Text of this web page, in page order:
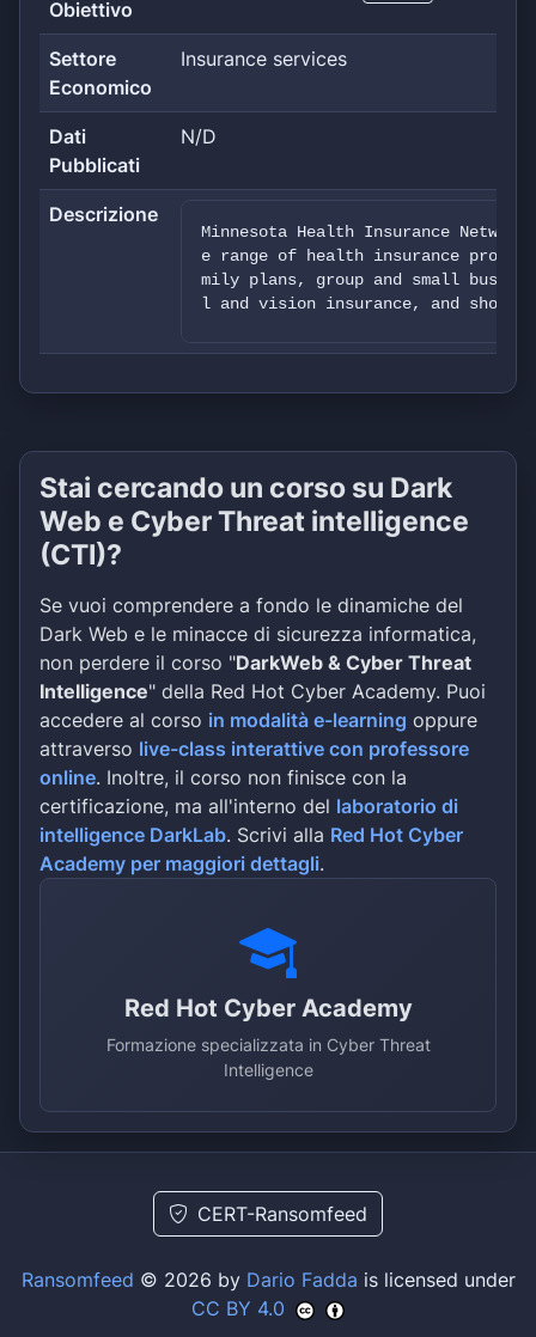
Obiettivo
Settore
Economico
Insurance services
Dati
Pubblicati
N/D
Descrizione
Minnesota Health Insurance
e range of health insurance
mily plans, group and small
l and vision insurance, and short-
We will upload 23gb of corporate
on), projects, financials, contracts
Stai cercando un corso su Dark
Web e Cyber Threat intelligence
(CTI)?
Se vuoi comprendere a fondo le dinamiche del
Dark Web e le minacce di sicurezza informatica,
non perdere il corso "DarkWeb & Cyber Threat
Intelligence" della Red Hot Cyber Academy. Puoi
accedere al corso in modalità e-learning oppure
attraverso live-class interattive con professore
online. Inoltre, il corso non finisce con la
certificazione, ma all'interno del laboratorio di
intelligence DarkLab. Scrivi alla Red Hot Cyber
Academy per maggiori dettagli.
Red Hot Cyber Academy
Formazione specializzata in Cyber Threat
Intelligence
CERT-Ransomfeed
Ransomfeed © 2026 by Dario Fadda is licensed under
CC BY 4.0